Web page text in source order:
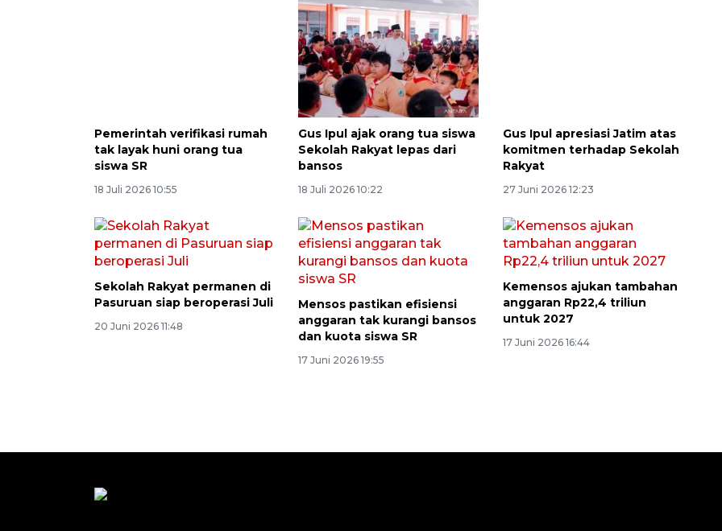
Pemerintah verifikasi rumah
tak layak huni orang tua
siswa SR
18 Juli 2026 10:55
Gus Ipul ajak orang tua siswa
Sekolah Rakyat lepas dari
bansos
18 Juli 2026 10:22
Gus Ipul apresiasi Jatim atas
komitmen terhadap Sekolah
Rakyat
27 Juni 2026 12:23
Sekolah Rakyat permanen di
Pasuruan siap beroperasi Juli
20 Juni 2026 11:48
Mensos pastikan efisiensi
anggaran tak kurangi bansos
dan kuota siswa SR
17 Juni 2026 19:55
Kemensos ajukan tambahan
anggaran Rp22,4 triliun
untuk 2027
17 Juni 2026 16:44
Ekspedisi Rupiah Berdaulat
2026 sambangi Papua
2026-08-06 13:15:00